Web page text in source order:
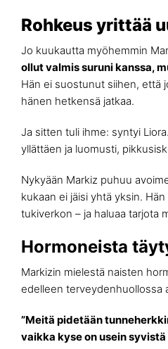
Rohkeus yrittää
Jo kuukautta myöhemmin
ollut valmis suruni kanssa,
Hän ei suostunut siihen, että
hänen hetkensä jatkaa.
Ja sitten tuli ihme: syntyi
yllättäen ja luomusti,
Nykyään Markiz puhuu
kukaan ei jäisi yhtä yksin.
tukiverkon – ja haluaa tarjota
Hormoneista
Markizin mielestä naisten
edelleen terveydenhuollossa
”Meitä pidetään
vaikka kyse on usein